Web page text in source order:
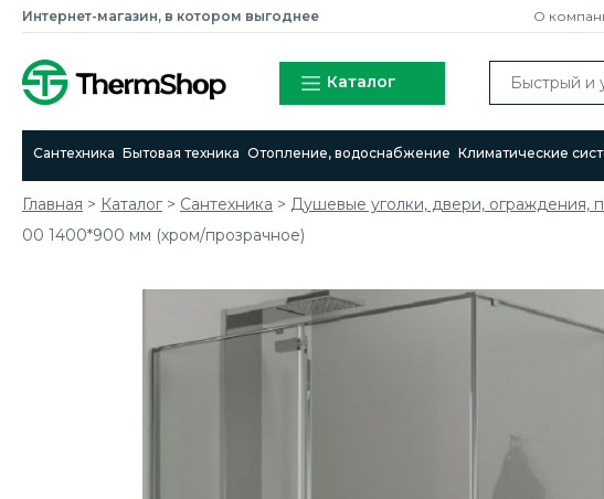
Интернет-магазин, в котором выгоднее О
Каталог
Сантехника Бытовая техника Отопление, водоснабжение Климатические
Главная > Каталог > Сантехника > Душевые уголки, двери, ограждения,
00 1400*900 мм (хром/прозрачное)